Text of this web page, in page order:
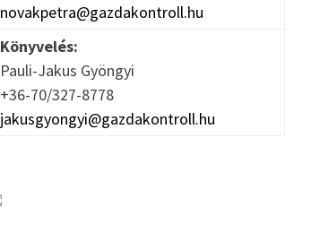
novakpetra@gazdakontroll.hu
Könyvelés:
Pauli-Jakus Gyöngyi
+36-70/327-8778
jakusgyongyi@gazdakontroll.hu